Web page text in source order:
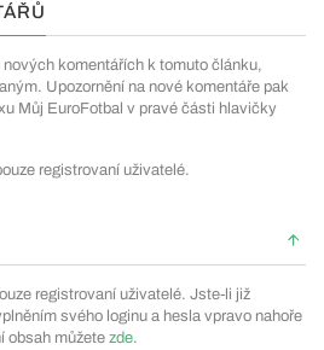
komentářích k tomuto článku,
Upozornění na nové komentáře pak
Můj EuroFotbal v pravé části hlavičky
registrovaní uživatelé.
registrovaní uživatelé. Jste-li již
svého loginu a hesla vpravo nahoře
obsah můžete zde.